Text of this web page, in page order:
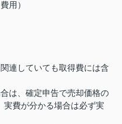
用）
連していても取得費には含
は、確定申告で売却価格の
実費が分かる場合は必ず実